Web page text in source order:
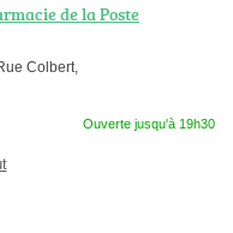
de la Poste
Colbert,
Ouverte jusqu'à 19h30